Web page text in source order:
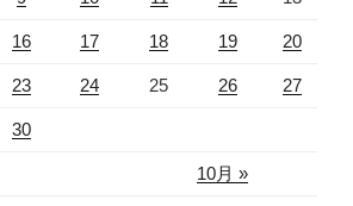
10月 »
16 17 18 19 20
23 24 25 26 27
30